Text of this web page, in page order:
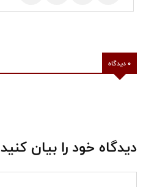
0 دیدگاه
دیدگاه خود را بیان کنید